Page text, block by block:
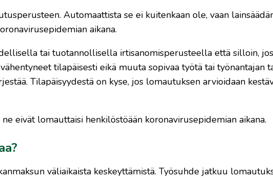
Automaattista se ei kuitenkaan ole, vaan
aikana.
tai tuotannollisella irtisanomisperusteella että silloin,
tilapäisesti eikä muuta sopivaa työtä tai työnantajan
Tilapäisyydestä on kyse, jos lomautuksen arvioidaan
eivät lomauttaisi henkilöstöään koronavirusepidemian aikana.
väliaikaista keskeyttämistä. Työsuhde jatkuu